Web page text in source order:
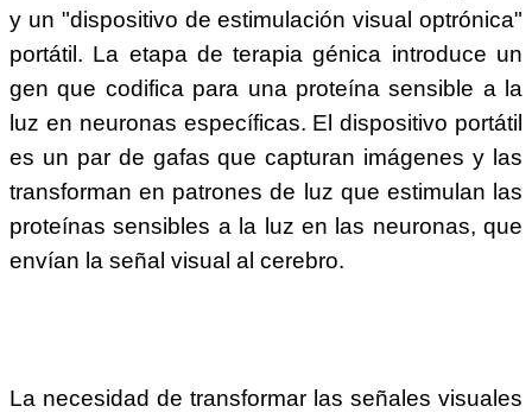
y un "dispositivo de estimulación visual optrónica"
portátil. La etapa de terapia génica introduce un
gen que codifica para una proteína sensible a la
luz en neuronas específicas. El dispositivo portátil
es un par de gafas que capturan imágenes y las
transforman en patrones de luz que estimulan las
proteínas sensibles a la luz en las neuronas, que
envían la señal visual al cerebro.
La necesidad de transformar las señales visuales